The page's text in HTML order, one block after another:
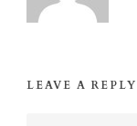
LEAVE A REPLY